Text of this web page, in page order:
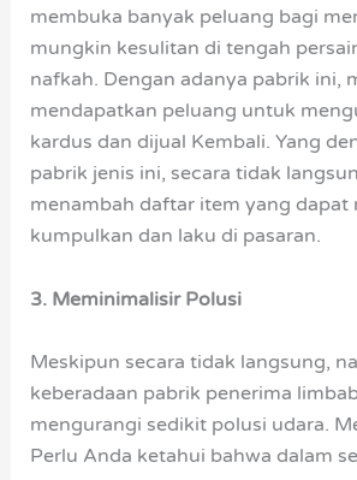
membuka banyak peluang bagi
mungkin kesulitan di tengah
nafkah. Dengan adanya pabrik ini,
mendapatkan peluang untuk
kardus dan dijual Kembali. Yang
pabrik jenis ini, secara tidak
menambah daftar item yang dapat
kumpulkan dan laku di pasaran.
3. Meminimalisir Polusi
Meskipun secara tidak langsung,
keberadaan pabrik penerima
mengurangi sedikit polusi udara.
Perlu Anda ketahui bahwa dalam